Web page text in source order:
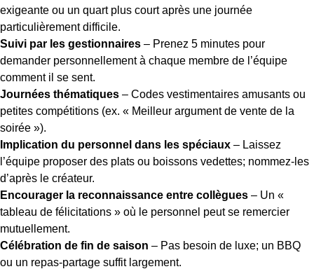
exigeante ou un quart plus court après une journée
particulièrement difficile.
Suivi par les gestionnaires – Prenez 5 minutes pour
demander personnellement à chaque membre de l’équipe
comment il se sent.
Journées thématiques – Codes vestimentaires amusants ou
petites compétitions (ex. « Meilleur argument de vente de la
soirée »).
Implication du personnel dans les spéciaux – Laissez
l’équipe proposer des plats ou boissons vedettes; nommez-les
d’après le créateur.
Encourager la reconnaissance entre collègues – Un «
tableau de félicitations » où le personnel peut se remercier
mutuellement.
Célébration de fin de saison – Pas besoin de luxe; un BBQ
ou un repas-partage suffit largement.